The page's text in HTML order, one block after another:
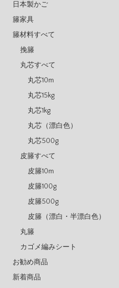
日本製かご
籐家具
籐材料すべて
挽籐
丸芯すべて
丸芯10m
丸芯15kg
丸芯1kg
丸芯（漂白色）
丸芯500g
皮籐すべて
皮籐10m
皮籐100g
皮籐500g
皮籐（漂白・半漂白色）
丸籐
カゴメ編みシート
お勧め商品
新着商品